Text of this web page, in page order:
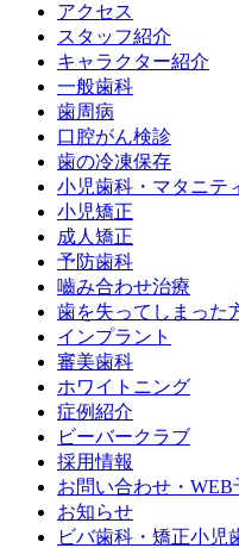
アクセス
スタッフ紹介
キャラクター紹介
一般歯科
歯周病
口腔がん検診
歯の冷凍保存
小児歯科・マタニテ
小児矯正
成人矯正
予防歯科
嚙み合わせ治療
歯を失ってしまった
インプラント
審美歯科
ホワイトニング
症例紹介
ビーバークラブ
採用情報
お問い合わせ・WEB
お知らせ
ビバ歯科・矯正小児